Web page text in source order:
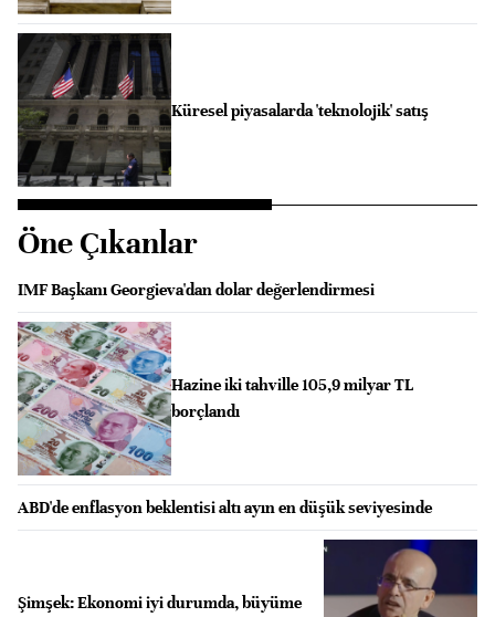
Küresel piyasalarda 'teknolojik' satış
Öne Çıkanlar
IMF Başkanı Georgieva'dan dolar değerlendirmesi
Hazine iki tahville 105,9 milyar TL
borçlandı
ABD'de enflasyon beklentisi altı ayın en düşük seviyesinde
Şimşek: Ekonomi iyi durumda, büyüme